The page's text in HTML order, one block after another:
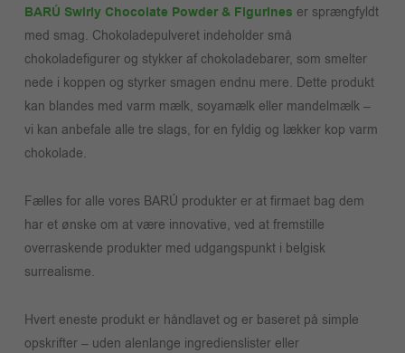
BARÚ Swirly Chocolate Powder & Figurines er sprængfyldt
med smag. Chokoladepulveret indeholder små
chokoladefigurer og stykker af chokoladebarer, som smelter
nede i koppen og styrker smagen endnu mere. Dette produkt
kan blandes med varm mælk, soyamælk eller mandelmælk –
vi kan anbefale alle tre slags, for en fyldig og lækker kop varm
chokolade.
Fælles for alle vores BARÚ produkter er at firmaet bag dem
har et ønske om at være innovative, ved at fremstille
overraskende produkter med udgangspunkt i belgisk
surrealisme.
Hvert eneste produkt er håndlavet og er baseret på simple
opskrifter – uden alenlange ingredienslister eller